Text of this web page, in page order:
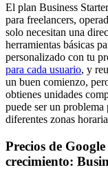
El plan Business
para freelancers,
solo necesitan una
herramientas básicas
personalizado con tu
para cada usuario, y
un buen comienzo,
obtienes unidades
puede ser un problema
diferentes zonas
Precios de
crecimiento: